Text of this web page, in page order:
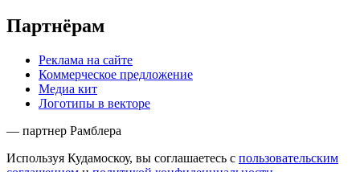
Партнёрам
Реклама на сайте
Коммерческое предложение
Медиа кит
Логотипы в векторе
— партнер Рамблера
Используя Кудамоскоу, вы соглашаетесь с пользовательским